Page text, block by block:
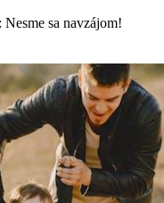
sa navzájom!